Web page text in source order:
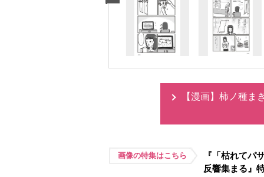
【漫画】柿ノ種ま
画像の特集はこちら
『「枯れてパ
反響集まる』